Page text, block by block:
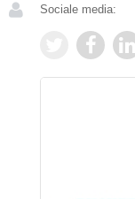
Sociale media: